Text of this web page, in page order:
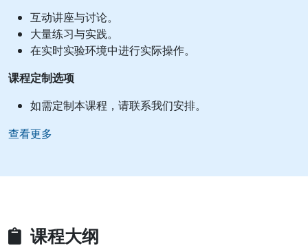
互动讲座与讨论。
大量练习与实践。
在实时实验环境中进行实际操作。
课程定制选项
如需定制本课程，请联系我们安排。
查看更多
课程大纲